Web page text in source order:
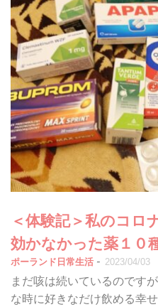
＜体験記＞私のコロ
効かなかった薬１０
ポーランド日常生活 - 2023/04/03
まだ咳は続いているのです
な時に好きなだけ飲める幸